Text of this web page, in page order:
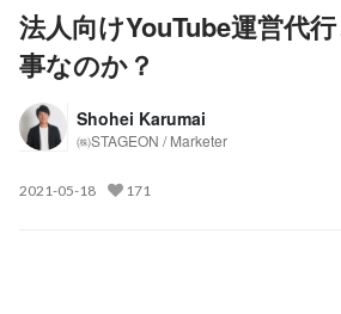
法人向けYouTube運営代
事なのか？
Shohei Karumai
㈱STAGEON / Marketer
2021-05-18 171